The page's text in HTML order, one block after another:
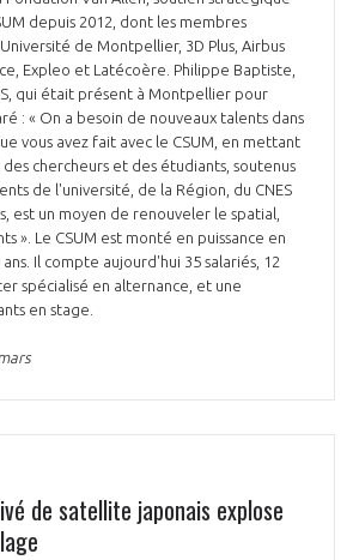
depuis 2012, dont les membres
de Montpellier, 3D Plus, Airbus
Expleo et Latécoère. Philippe Baptiste,
qui était présent à Montpellier pour
: « On a besoin de nouveaux talents dans
vous avez fait avec le CSUM, en mettant
chercheurs et des étudiants, soutenus
de l'université, de la Région, du CNES
est un moyen de renouveler le spatial,
». Le CSUM est monté en puissance en
Il compte aujourd'hui 35 salariés, 12
spécialisé en alternance, et une
en stage.
de satellite japonais explose